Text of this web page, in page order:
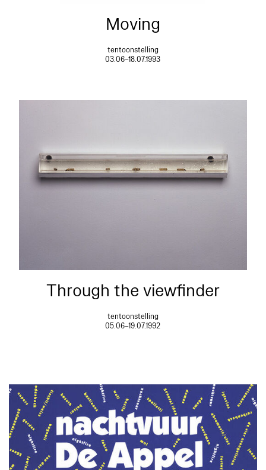
Moving
tentoonstelling
03.06–18.07.1993
Through the viewfinder
tentoonstelling
05.06–19.07.1992